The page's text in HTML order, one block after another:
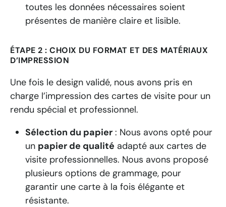
toutes les données nécessaires soient
présentes de manière claire et lisible.
ÉTAPE 2 : CHOIX DU FORMAT ET DES MATÉRIAUX
D’IMPRESSION
Une fois le design validé, nous avons pris en
charge l’impression des cartes de visite pour un
rendu spécial et professionnel.
Sélection du papier : Nous avons opté pour
un papier de qualité adapté aux cartes de
visite professionnelles. Nous avons proposé
plusieurs options de grammage, pour
garantir une carte à la fois élégante et
résistante.